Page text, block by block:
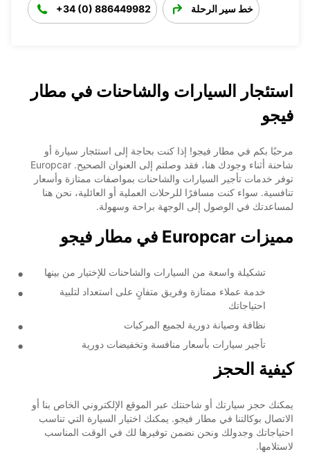
+34 (0) 886449982 خط سير الرحلة
استئجار السيارات والشاحنات في مطار
فيجو
مرحبًا بكم في مطار فيجو! إذا كنت بحاجة إلى استئجار سيارة أو
شاحنة أثناء وجودك هنا، فقد وصلتم إلى العنوان الصحيح. Europcar
توفر خدمات تأجير السيارات والشاحنات بمواصفات ممتازة وأسعار
تنافسية. سواء كنت مسافرًا للرحلات العملية أو العائلية، نحن هنا
لمساعدتك في الوصول إلى الوجهة براحة وسهولة.
مميزات Europcar في مطار فيجو
تشكيلة واسعة من السيارات والشاحنات للإختيار من بينها
خدمة عملاء ممتازة وفريق متفانٍ على استعداد لتلبية
احتياجاتك
نظافة وصيانة دورية لجميع المركبات
تأجير سيارات بأسعار منافسة وتخفيضات دورية
كيفية الحجز
يمكنك حجز سيارتك أو شاحنتك عبر الموقع الإلكتروني الخاص بنا أو
الاتصال بوكالتنا في مطار فيجو. يمكنك اختيار السيارة التي تناسب
احتياجاتك وجدولك ونحن نضمن توفيرها لك في الوقت المناسب
لاستلامها.